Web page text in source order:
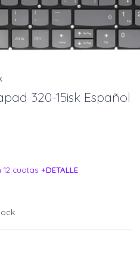
320-15isk Español
cuotas +DETALLE